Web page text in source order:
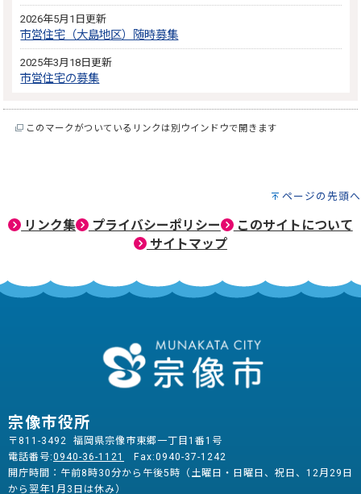
2026年5月1日更新
市営住宅（大島地区）随時募集
2025年3月18日更新
市営住宅の募集
このマークがついているリンクは別ウインドウで開きます
ページの先頭へ
リンク集 プライバシーポリシー
このサイトについて
サイトマップ
宗像市役所
〒811-3492 福岡県宗像市東郷一丁目1番1号
電話番号:0940-36-1121
Fax:0940-37-1242
開庁時間：午前8時30分から午後5時（土曜日・日曜日、祝日、12月29日
から翌年1月3日は休み）